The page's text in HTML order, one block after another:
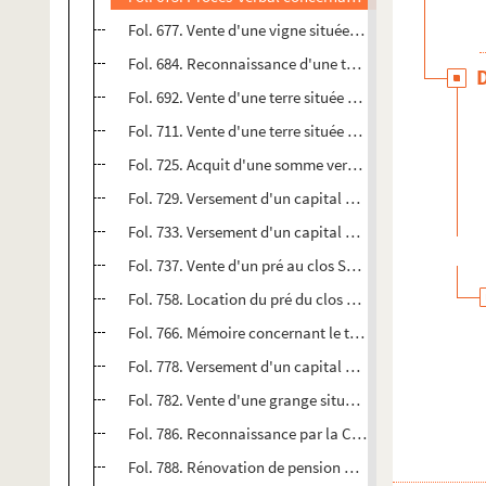
Fol. 677. Vente d'une vigne située quartier de
Fol. 684. Reconnaissance d'une terre située à
Fol. 692. Vente d'une terre située au clos de Saint-
Fol. 711. Vente d'une terre située au clos de Galias, à
Fol. 725. Acquit d'une somme versée par Raimond
Fol. 729. Versement d'un capital par François-
Fol. 733. Versement d'un capital par Louis
Fol. 737. Vente d'un pré au clos Saint-Jean à
Fol. 758. Location du pré du clos Saint-Jean par
Fol. 766. Mémoire concernant le testament et
Fol. 778. Versement d'un capital par Louis de Ratta
Fol. 782. Vente d'une grange située à Noves par
Fol. 786. Reconnaissance par la Communauté
Fol. 788. Rénovation de pension par la communauté